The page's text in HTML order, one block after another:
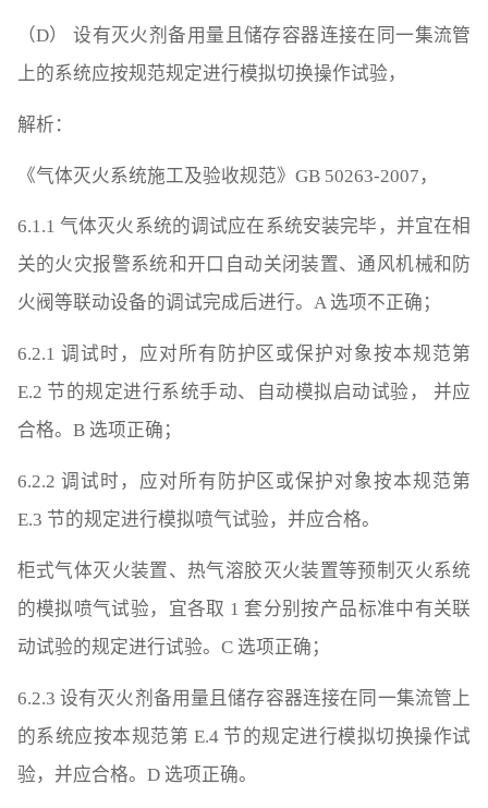
（D） 设有灭火剂备用量且储存容器连接在同一集流管
上的系统应按规范规定进行模拟切换操作试验，
解析：
《气体灭火系统施工及验收规范》GB 50263-2007，
6.1.1 气体灭火系统的调试应在系统安装完毕，并宜在相
关的火灾报警系统和开口自动关闭装置、通风机械和防
火阀等联动设备的调试完成后进行。A 选项不正确；
6.2.1 调试时，应对所有防护区或保护对象按本规范第
E.2 节的规定进行系统手动、自动模拟启动试验， 并应
合格。B 选项正确；
6.2.2 调试时，应对所有防护区或保护对象按本规范第
E.3 节的规定进行模拟喷气试验，并应合格。
柜式气体灭火装置、热气溶胶灭火装置等预制灭火系统
的模拟喷气试验，宜各取 1 套分别按产品标准中有关联
动试验的规定进行试验。C 选项正确；
6.2.3 设有灭火剂备用量且储存容器连接在同一集流管上
的系统应按本规范第 E.4 节的规定进行模拟切换操作试
验，并应合格。D 选项正确。